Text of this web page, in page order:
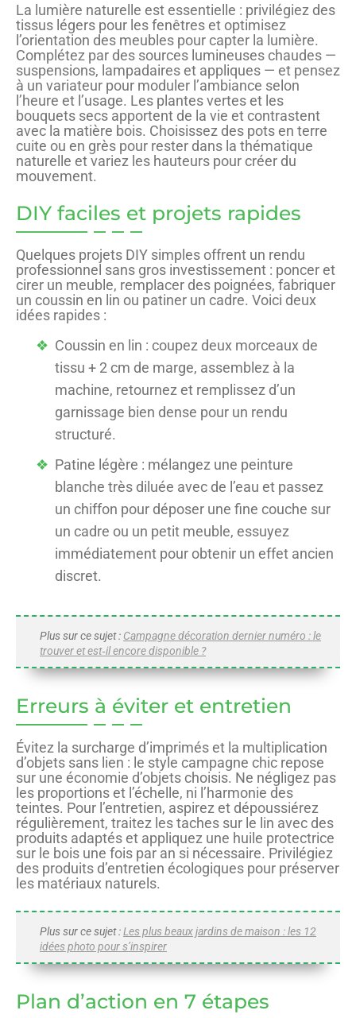
La lumière naturelle est essentielle : privilégiez des
tissus légers pour les fenêtres et optimisez
l’orientation des meubles pour capter la lumière.
Complétez par des sources lumineuses chaudes —
suspensions, lampadaires et appliques — et pensez
à un variateur pour moduler l’ambiance selon
l’heure et l’usage. Les plantes vertes et les
bouquets secs apportent de la vie et contrastent
avec la matière bois. Choisissez des pots en terre
cuite ou en grès pour rester dans la thématique
naturelle et variez les hauteurs pour créer du
mouvement.
DIY faciles et projets rapides
Quelques projets DIY simples offrent un rendu
professionnel sans gros investissement : poncer et
cirer un meuble, remplacer des poignées, fabriquer
un coussin en lin ou patiner un cadre. Voici deux
idées rapides :
Coussin en lin : coupez deux morceaux de
tissu + 2 cm de marge, assemblez à la
machine, retournez et remplissez d’un
garnissage bien dense pour un rendu
structuré.
Patine légère : mélangez une peinture
blanche très diluée avec de l’eau et passez
un chiffon pour déposer une fine couche sur
un cadre ou un petit meuble, essuyez
immédiatement pour obtenir un effet ancien
discret.
Plus sur ce sujet : Campagne décoration dernier numéro : le
trouver et est‑il encore disponible ?
Erreurs à éviter et entretien
Évitez la surcharge d’imprimés et la multiplication
d’objets sans lien : le style campagne chic repose
sur une économie d’objets choisis. Ne négligez pas
les proportions et l’échelle, ni l’harmonie des
teintes. Pour l’entretien, aspirez et dépoussiérez
régulièrement, traitez les taches sur le lin avec des
produits adaptés et appliquez une huile protectrice
sur le bois une fois par an si nécessaire. Privilégiez
des produits d’entretien écologiques pour préserver
les matériaux naturels.
Plus sur ce sujet :Les plus beaux jardins de maison : les 12
idées photo pour s’inspirer
Plan d’action en 7 étapes